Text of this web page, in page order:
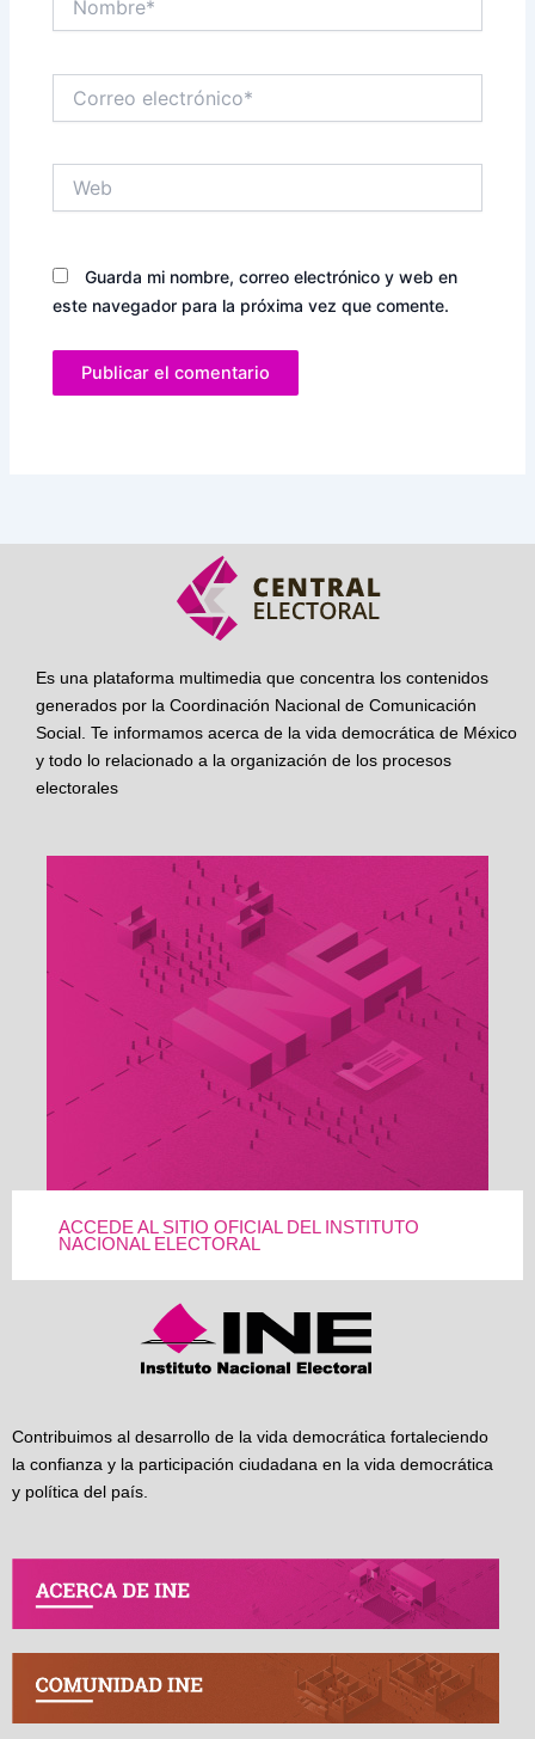
electrónico*
Guarda mi nombre, correo electrónico y web en
este navegador para la próxima vez que comente.
Es una plataforma multimedia que concentra los contenidos
generados por la Coordinación Nacional de Comunicación
Social. Te informamos acerca de la vida democrática de México
y todo lo relacionado a la organización de los procesos
electorales
ACCEDE AL SITIO OFICIAL DEL INSTITUTO
NACIONAL ELECTORAL
Contribuimos al desarrollo de la vida democrática fortaleciendo
la confianza y la participación ciudadana en la vida democrática
y política del país.